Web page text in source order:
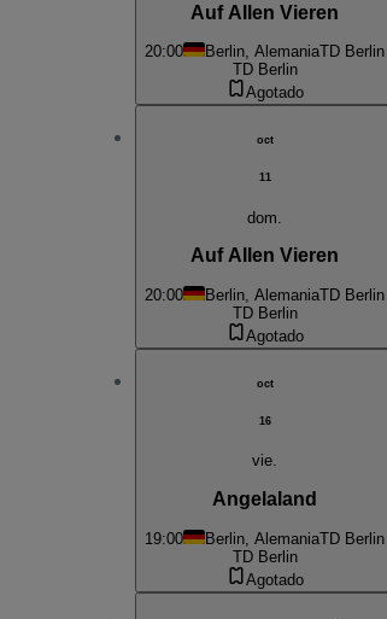
Auf Allen Vieren
20:00 Berlin, AlemaniaTD Berlin
TD Berlin
Agotado
oct
11
dom.
Auf Allen Vieren
20:00 Berlin, AlemaniaTD Berlin
TD Berlin
Agotado
oct
16
vie.
Angelaland
19:00 Berlin, AlemaniaTD Berlin
TD Berlin
Agotado